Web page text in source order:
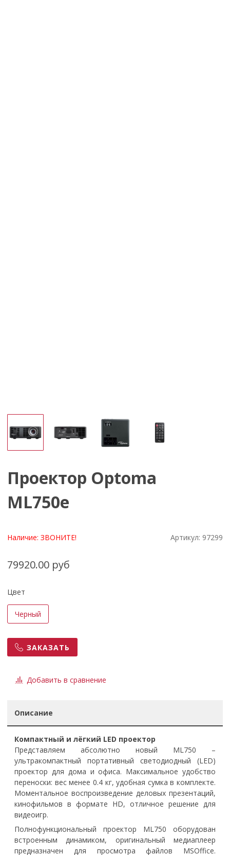
Проектор Optoma
ML750e
Наличие:ЗВОНИТЕ! Артикул: 97299
79920.00 руб
Цвет
Черный
ЗАКАЗАТЬ
Добавить в сравнение
Описание
Компактный и лёгкий LED проектор
Представляем абсолютно новый ML750 –
ультракомпактный портативный светодиодный (LED)
проектор для дома и офиса. Максимальное удобство
переноски: вес менее 0.4 кг, удобная сумка в комплекте.
Моментальное воспроизведение деловых презентаций,
кинофильмов в формате HD, отличное решение для
видеоигр.
Полнофункциональный проектор ML750 оборудован
встроенным динамиком, оригинальный медиаплеер
предназначен для просмотра файлов MSOffice.